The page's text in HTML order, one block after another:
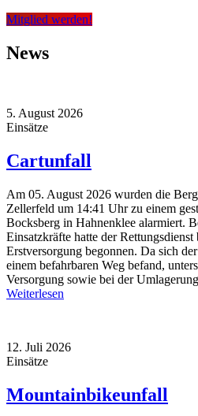
Mitglied werden!
News
5. August 2026
Einsätze
Cartunfall
Am 05. August 2026 wurden die
Zellerfeld um 14:41 Uhr zu einem
Bocksberg in Hahnenklee alarmiert.
Einsatzkräfte hatte der
Erstversorgung begonnen. Da sich
einem befahrbaren Weg befand,
Versorgung sowie bei der
Weiterlesen
12. Juli 2026
Einsätze
Mountainbikeunfall